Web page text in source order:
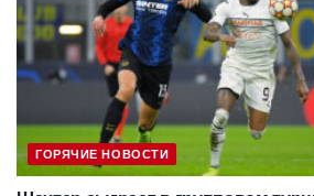
ГОРЯЧИЕ НОВОСТИ